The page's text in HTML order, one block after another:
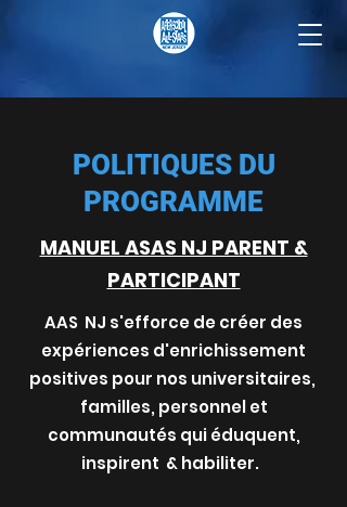
POLITIQUES DU
PROGRAMME
MANUEL ASAS NJ PARENT &
PARTICIPANT
AAS NJ s'efforce de créer des
expériences d'enrichissement
positives pour nos universitaires,
familles, personnel et
communautés qui éduquent,
inspirent & habiliter.